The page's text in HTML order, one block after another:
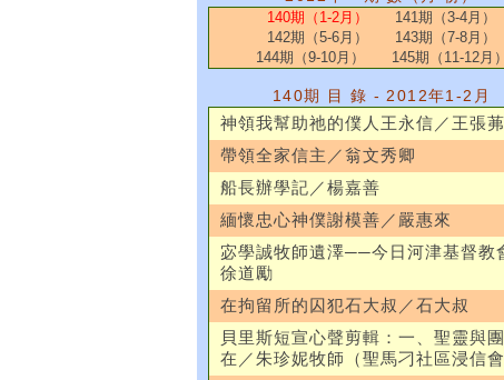
140期（1-2月）
141期（3-4月）
142期（5-6月）
143期（7-8月）
144期（9-10月）
145期（11-12月）
140期 目 錄 - 2012年1-2月
神領我幫助祂的僕人王永信／王張
帶領全家信主／翁文秀卿
船長辦學記／楊嘉善
緬懷忠心神僕謝模善／嚴惠來
宓學誠牧師遺澤──今日河津基督教
徐道勵
在拘留所的囚犯石大叔／石大叔
貝里斯短宣心聲剪輯：一、聖靈與
在／朱珍妮牧師（聖馬刁社區浸信會